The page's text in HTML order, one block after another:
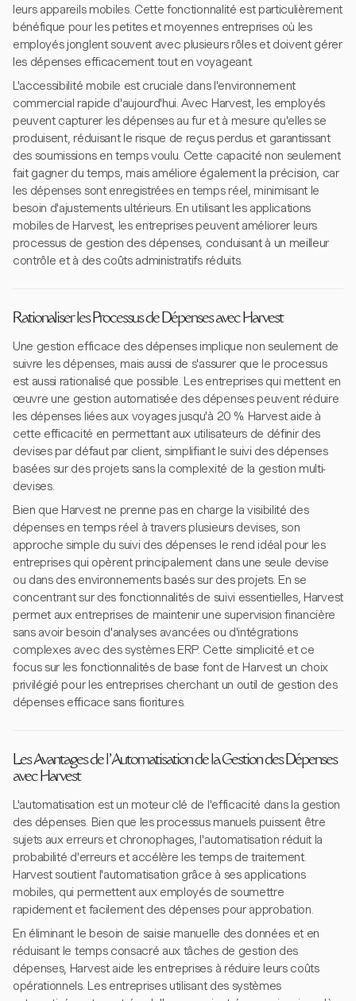
leurs appareils mobiles. Cette fonctionnalité est particulièrement
bénéfique pour les petites et moyennes entreprises où les
employés jonglent souvent avec plusieurs rôles et doivent gérer
les dépenses efficacement tout en voyageant.
L'accessibilité mobile est cruciale dans l'environnement
commercial rapide d'aujourd'hui. Avec Harvest, les employés
peuvent capturer les dépenses au fur et à mesure qu'elles se
produisent, réduisant le risque de reçus perdus et garantissant
des soumissions en temps voulu. Cette capacité non seulement
fait gagner du temps, mais améliore également la précision, car
les dépenses sont enregistrées en temps réel, minimisant le
besoin d'ajustements ultérieurs. En utilisant les applications
mobiles de Harvest, les entreprises peuvent améliorer leurs
processus de gestion des dépenses, conduisant à un meilleur
contrôle et à des coûts administratifs réduits.
Rationaliser les Processus de Dépenses avec Harvest
Une gestion efficace des dépenses implique non seulement de
suivre les dépenses, mais aussi de s'assurer que le processus
est aussi rationalisé que possible. Les entreprises qui mettent en
œuvre une gestion automatisée des dépenses peuvent réduire
les dépenses liées aux voyages jusqu'à 20 %. Harvest aide à
cette efficacité en permettant aux utilisateurs de définir des
devises par défaut par client, simplifiant le suivi des dépenses
basées sur des projets sans la complexité de la gestion multi-
devises.
Bien que Harvest ne prenne pas en charge la visibilité des
dépenses en temps réel à travers plusieurs devises, son
approche simple du suivi des dépenses le rend idéal pour les
entreprises qui opèrent principalement dans une seule devise
ou dans des environnements basés sur des projets. En se
concentrant sur des fonctionnalités de suivi essentielles, Harvest
permet aux entreprises de maintenir une supervision financière
sans avoir besoin d'analyses avancées ou d'intégrations
complexes avec des systèmes ERP. Cette simplicité et ce
focus sur les fonctionnalités de base font de Harvest un choix
privilégié pour les entreprises cherchant un outil de gestion des
dépenses efficace sans fioritures.
Les Avantages de l'Automatisation de la Gestion des Dépenses
avec Harvest
L'automatisation est un moteur clé de l'efficacité dans la gestion
des dépenses. Bien que les processus manuels puissent être
sujets aux erreurs et chronophages, l'automatisation réduit la
probabilité d'erreurs et accélère les temps de traitement.
Harvest soutient l'automatisation grâce à ses applications
mobiles, qui permettent aux employés de soumettre
rapidement et facilement des dépenses pour approbation.
En éliminant le besoin de saisie manuelle des données et en
réduisant le temps consacré aux tâches de gestion des
dépenses, Harvest aide les entreprises à réduire leurs coûts
opérationnels. Les entreprises utilisant des systèmes